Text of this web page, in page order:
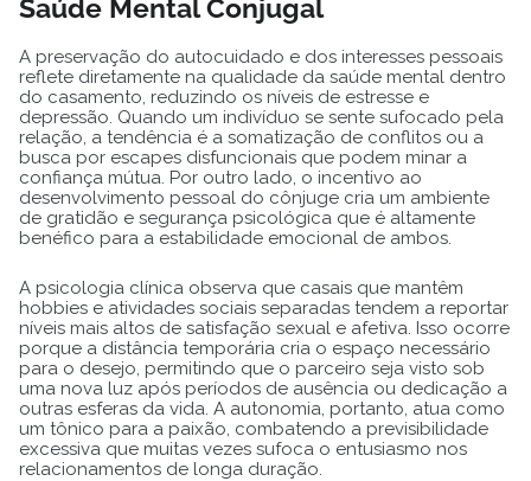
Saúde Mental Conjugal
A preservação do autocuidado e dos interesses pessoais
reflete diretamente na qualidade da saúde mental dentro
do casamento, reduzindo os níveis de estresse e
depressão. Quando um indivíduo se sente sufocado pela
relação, a tendência é a somatização de conflitos ou a
busca por escapes disfuncionais que podem minar a
confiança mútua. Por outro lado, o incentivo ao
desenvolvimento pessoal do cônjuge cria um ambiente
de gratidão e segurança psicológica que é altamente
benéfico para a estabilidade emocional de ambos.
A psicologia clínica observa que casais que mantêm
hobbies e atividades sociais separadas tendem a reportar
níveis mais altos de satisfação sexual e afetiva. Isso ocorre
porque a distância temporária cria o espaço necessário
para o desejo, permitindo que o parceiro seja visto sob
uma nova luz após períodos de ausência ou dedicação a
outras esferas da vida. A autonomia, portanto, atua como
um tônico para a paixão, combatendo a previsibilidade
excessiva que muitas vezes sufoca o entusiasmo nos
relacionamentos de longa duração.